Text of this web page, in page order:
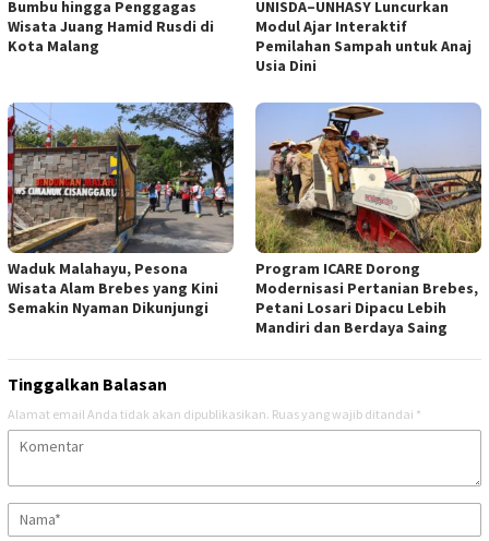
Bumbu hingga Penggagas
Wisata Juang Hamid Rusdi di
Kota Malang
UNISDA–UNHASY Luncurkan
Modul Ajar Interaktif
Pemilahan Sampah untuk Anaj
Usia Dini
Waduk Malahayu, Pesona
Wisata Alam Brebes yang Kini
Semakin Nyaman Dikunjungi
Program ICARE Dorong
Modernisasi Pertanian Brebes,
Petani Losari Dipacu Lebih
Mandiri dan Berdaya Saing
Tinggalkan Balasan
Alamat email Anda tidak akan dipublikasikan. Ruas yang wajib ditandai *